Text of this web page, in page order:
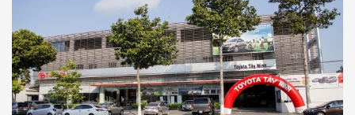
Biển Số Xe